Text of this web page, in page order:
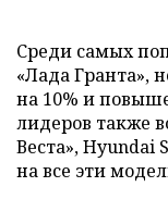
Среди самых
«Лада Гранта»,
на 10% и
лидеров также
Веста», Hyundai
на все эти